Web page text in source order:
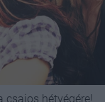
hétvégére!